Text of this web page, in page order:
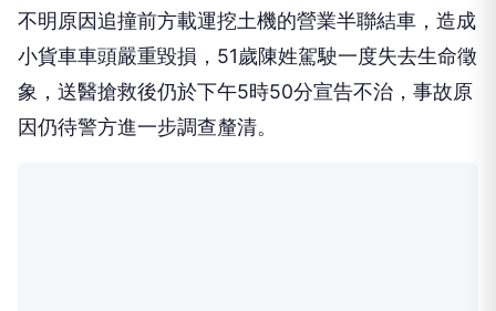
不明原因追撞前方載運挖土機的營業半聯結車，造成
小貨車車頭嚴重毀損，51歲陳姓駕駛一度失去生命徵
象，送醫搶救後仍於下午5時50分宣告不治，事故原
因仍待警方進一步調查釐清。